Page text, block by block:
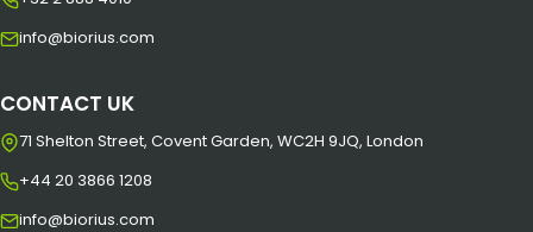
info@biorius.com
CONTACT UK
71 Shelton Street, Covent Garden, WC2H 9JQ, London
+44 20 3866 1208
info@biorius.com